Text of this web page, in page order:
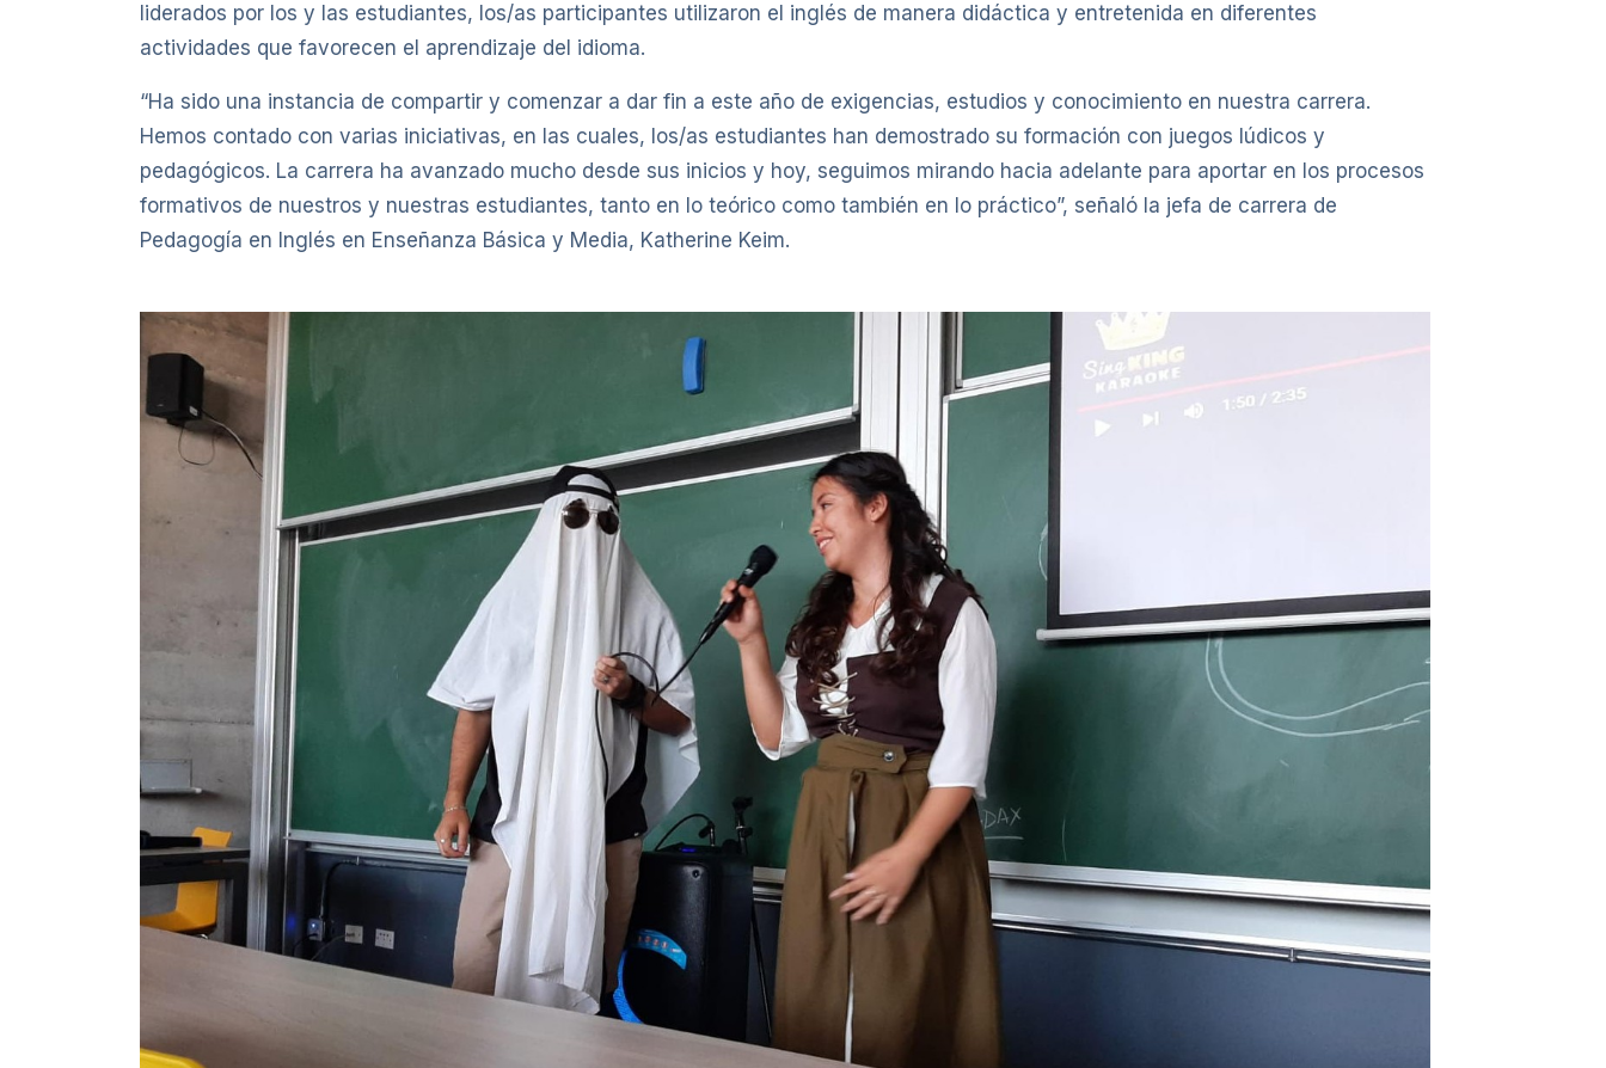
liderados por los y las estudiantes, los/as participantes utilizaron el inglés de manera didáctica y entretenida en diferentes
actividades que favorecen el aprendizaje del idioma.
“Ha sido una instancia de compartir y comenzar a dar fin a este año de exigencias, estudios y conocimiento en nuestra carrera.
Hemos contado con varias iniciativas, en las cuales, los/as estudiantes han demostrado su formación con juegos lúdicos y
pedagógicos. La carrera ha avanzado mucho desde sus inicios y hoy, seguimos mirando hacia adelante para aportar en los procesos
formativos de nuestros y nuestras estudiantes, tanto en lo teórico como también en lo práctico”, señaló la jefa de carrera de
Pedagogía en Inglés en Enseñanza Básica y Media, Katherine Keim.